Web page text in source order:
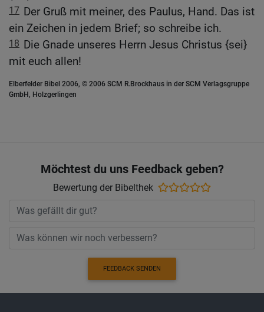
17 Der Gruß mit meiner, des Paulus, Hand. Das ist
ein Zeichen in jedem Brief; so schreibe ich.
18 Die Gnade unseres Herrn Jesus Christus {sei}
mit euch allen!
Elberfelder Bibel 2006, © 2006 SCM R.Brockhaus in der SCM Verlagsgruppe
GmbH, Holzgerlingen
Möchtest du uns Feedback geben?
Bewertung der Bibelthek
FEEDBACK SENDEN